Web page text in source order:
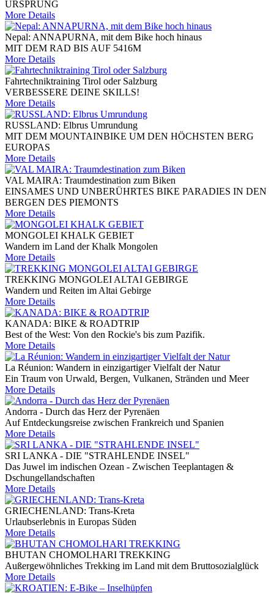
URSPRUNG
More Details
Nepal: ANNAPURNA, mit dem Bike hoch hinaus
MIT DEM RAD BIS AUF 5416M
More Details
Fahrtechniktraining Tirol oder Salzburg
VERBESSERE DEINE SKILLS!
More Details
RUSSLAND: Elbrus Umrundung
MIT DEM MOUNTAINBIKE UM DEN HÖCHSTEN BERG
EUROPAS
More Details
VAL MAIRA: Traumdestination zum Biken
EINSAMES UND UNBERÜHRTES BIKE PARADIES IN DEN
BERGEN DES PIEMONTS
More Details
MONGOLEI KHALK GEBIET
Wandern im Land der Khalk Mongolen
More Details
TREKKING MONGOLEI ALTAI GEBIRGE
Wandern und Reiten im Altai Gebirge
More Details
KANADA: BIKE & ROADTRIP
Best of the West: Von den Rockie's bis zum Pazifik.
More Details
La Réunion: Wandern in einzigartiger Vielfalt der Natur
Ein Traum von Urwald, Bergen, Vulkanen, Stränden und Meer
More Details
Andorra - Durch das Herz der Pyrenäen
Auf Entdeckungsreise zwischen Frankreich und Spanien
More Details
SRI LANKA - DIE "STRAHLENDE INSEL"
Das Juwel im indischen Ozean - Zwischen Teeplantagen &
Dschungellandschaften
More Details
GRIECHENLAND: Trans-Kreta
Urlaubserlebnis in Europas Süden
More Details
BHUTAN CHOMOLHARI TREKKING
Außergewöhnliches Trekking im Land mit dem Bruttosozialglück
More Details